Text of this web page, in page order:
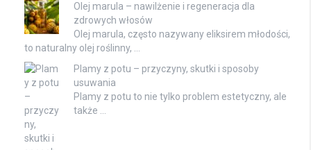
Olej marula – nawilżenie i regeneracja dla
zdrowych włosów
Olej marula, często nazywany eliksirem młodości,
to naturalny olej roślinny, …
Plamy z potu – przyczyny, skutki i sposoby
usuwania
Plamy z potu to nie tylko problem estetyczny, ale
także …